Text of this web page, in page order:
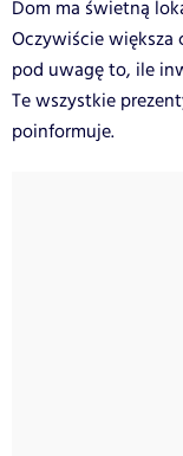
Dom ma świetną
Oczywiście większa
pod uwagę to, ile
Te wszystkie
poinformuje.